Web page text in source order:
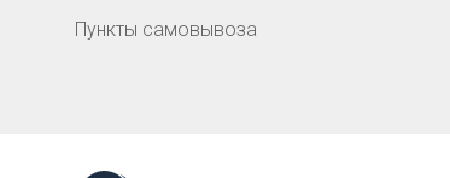
Пункты самовывоза